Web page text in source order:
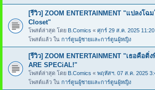
[รีวิว] ZOOM ENTERTAINMENT "แปลงโฉ
Closet"
โพสต์ล่าสุด โดย B.Comics « ศุกร์ 29 ส.ค. 2025
โพสต์แล้ว ใน การ์ตูนผู้ชายและการ์ตูนผู้หญิง
[รีวิว] ZOOM ENTERTAINMENT "เธอคือติ่
ARE SPECiAL!"
โพสต์ล่าสุด โดย B.Comics « พฤหัสฯ. 07 ส.ค. 2025
โพสต์แล้ว ใน การ์ตูนผู้ชายและการ์ตูนผู้หญิง